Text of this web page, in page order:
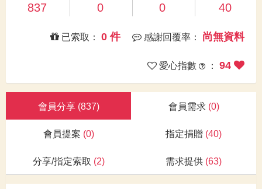
837 0 0 40
感謝回覆率： 尚無資料
已索取： 0 件
愛心指數 ： 94
會員分享 (837) 會員需求 (0)
會員提案 (0) 指定捐贈 (40)
分享/指定索取 (2) 需求提供 (63)